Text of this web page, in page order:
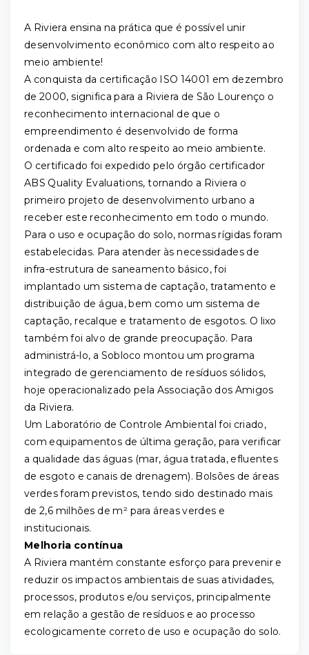
A Riviera ensina na prática que é possível unir
desenvolvimento econômico com alto respeito ao
meio ambiente!
A conquista da certificação ISO 14001 em dezembro
de 2000, significa para a Riviera de São Lourenço o
reconhecimento internacional de que o
empreendimento é desenvolvido de forma
ordenada e com alto respeito ao meio ambiente.
O certificado foi expedido pelo órgão certificador
ABS Quality Evaluations, tornando a Riviera o
primeiro projeto de desenvolvimento urbano a
receber este reconhecimento em todo o mundo.
Para o uso e ocupação do solo, normas rígidas foram
estabelecidas. Para atender às necessidades de
infra-estrutura de saneamento básico, foi
implantado um sistema de captação, tratamento e
distribuição de água, bem como um sistema de
captação, recalque e tratamento de esgotos. O lixo
também foi alvo de grande preocupação. Para
administrá-lo, a Sobloco montou um programa
integrado de gerenciamento de resíduos sólidos,
hoje operacionalizado pela Associação dos Amigos
da Riviera.
Um Laboratório de Controle Ambiental foi criado,
com equipamentos de última geração, para verificar
a qualidade das águas (mar, água tratada, efluentes
de esgoto e canais de drenagem). Bolsões de áreas
verdes foram previstos, tendo sido destinado mais
de 2,6 milhões de m² para áreas verdes e
institucionais.
Melhoria contínua
A Riviera mantém constante esforço para prevenir e
reduzir os impactos ambientais de suas atividades,
processos, produtos e/ou serviços, principalmente
em relação a gestão de resíduos e ao processo
ecologicamente correto de uso e ocupação do solo.